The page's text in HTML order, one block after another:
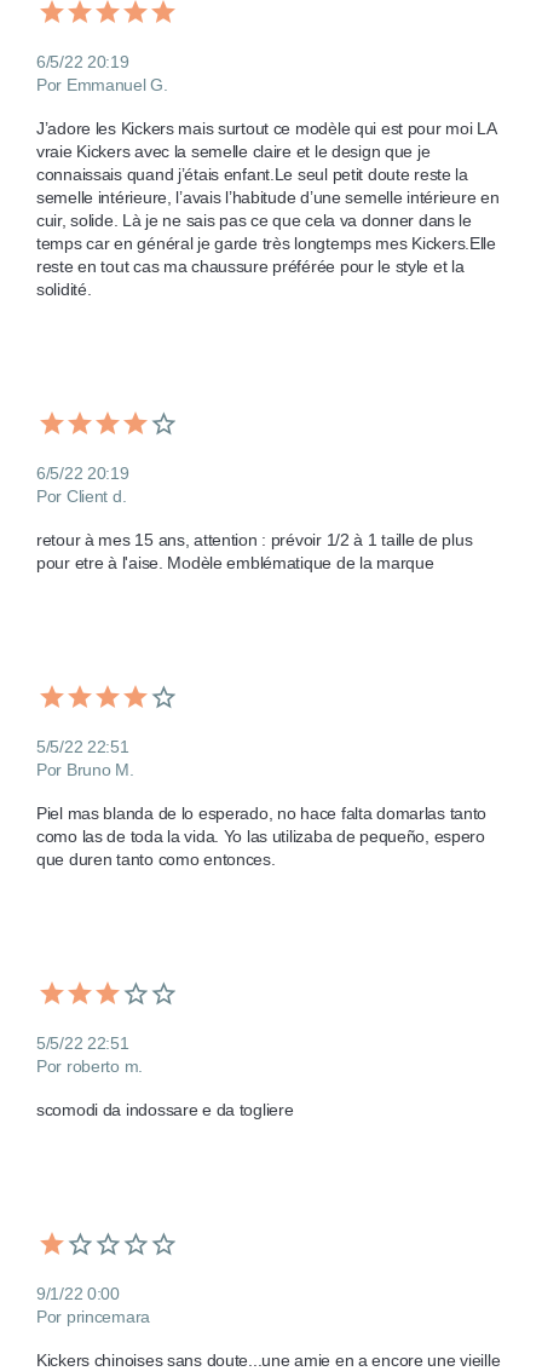
6/5/22 20:19
Por Emmanuel G.
J’adore les Kickers mais surtout ce modèle qui est pour moi LA
vraie Kickers avec la semelle claire et le design que je
connaissais quand j’étais enfant.Le seul petit doute reste la
semelle intérieure, l’avais l’habitude d’une semelle intérieure en
cuir, solide. Là je ne sais pas ce que cela va donner dans le
temps car en général je garde très longtemps mes Kickers.Elle
reste en tout cas ma chaussure préférée pour le style et la
solidité.
6/5/22 20:19
Por Client d.
retour à mes 15 ans, attention : prévoir 1/2 à 1 taille de plus
pour etre à l'aise. Modèle emblématique de la marque
5/5/22 22:51
Por Bruno M.
Piel mas blanda de lo esperado, no hace falta domarlas tanto
como las de toda la vida. Yo las utilizaba de pequeño, espero
que duren tanto como entonces.
5/5/22 22:51
Por roberto m.
scomodi da indossare e da togliere
9/1/22 0:00
Por princemara
Kickers chinoises sans doute...une amie en a encore une vieille